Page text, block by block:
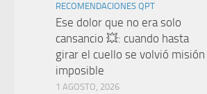
RECOMENDACIONES QPT
Ese dolor que no era solo
cansancio 💥: cuando hasta
girar el cuello se volvió misión
imposible
1 AGOSTO, 2026